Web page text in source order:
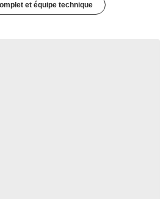
et équipe technique